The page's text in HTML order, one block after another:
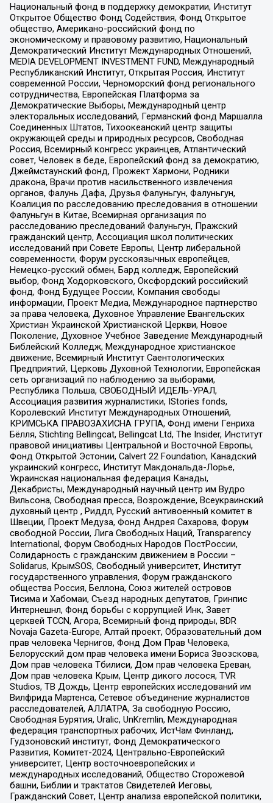
Национальный фонд в поддержку демократии, Институт
Открытое Общество Фонд Содействия, Фонд Открытое
общество, Американо-российский фонд по
экономическому и правовому развитию, Национальный
Демократический Институт Международных Отношений,
MEDIA DEVELOPMENT INVESTMENT FUND, Международный
Республиканский Институт, Открытая Россия, Институт
современной России, Черноморский фонд регионального
сотрудничества, Европейская Платформа за
Демократические Выборы, Международный центр
электоральных исследований, Германский фонд Маршалла
Соединенных Штатов, Тихоокеанский центр защиты
окружающей среды и природных ресурсов, Свободная
Россия, Всемирный конгресс украинцев, Атлантический
совет, Человек в беде, Европейский фонд за демократию,
Джеймстаунский фонд, Прожект Хармони, Родники
дракона, Врачи против насильственного извлечения
органов, Фалунь Дафа, Друзья Фалуньгун, Фалуньгун,
Коалиция по расследованию преследования в отношении
Фалуньгун в Китае, Всемирная организация по
расследованию преследований Фалуньгун, Пражский
гражданский центр, Ассоциация школ политических
исследований при Совете Европы, Центр либеральной
современности, Форум русскоязычных европейцев,
Немецко-русский обмен, Бард колледж, Европейский
выбор, Фонд Ходорковского, Оксфордский российский
фонд, Фонд Будущее России, Компания свободы
информации, Проект Медиа, Международное партнерство
за права человека, Духовное Управление Евангельских
Христиан Украинской Христианской Церкви, Новое
Поколение, Духовное Учебное Заведение Международный
Библейский Колледж, Международное христианское
движение, Всемирный Институт Саентологических
Предприятий, Церковь Духовной Технологии, Европейская
сеть организаций по наблюдению за выборами,
Республика Польша, СВОБОДНЫЙ ИДЕЛЬ-УРАЛ,
Ассоциация развития журналистики, IStories fonds,
Королевский Институт Международных Отношений,
КРИМСЬКА ПРАВОЗАХИСНА ГРУПА, Фонд имени Генриха
Бёлля, Stichting Bellingcat, Bellingcat Ltd, The Insider, Институт
правовой инициативы Центральной и Восточной Европы,
Фонд Открытой Эстонии, Calvert 22 Foundation, Канадский
украинский конгресс, Институт Макдональда-Лорье,
Украинская национальная федерация Канады,
Декабристы, Международный научный центр им Вудро
Вильсона, Свободная пресса, Возрождение, Всеукраинский
духовный центр , Риддл, Русский антивоенный комитет в
Швеции, Проект Медуза, Фонд Андрея Сахарова, Форум
свободной России, Лига Свободных Наций, Transparеncy
International, Форум Свободных Народов ПостРоссии,
Солидарность с гражданским движением в России –
Solidarus, КрымSOS, Свободный университет, Институт
государственного управления, Форум гражданского
общества Россия, Беллона, Союз жителей островов
Тисима и Хабомаи, Съезд народных депутатов, Гринпис
Интернешнл, Фонд борьбы с коррупцией Инк, Завет
церквей TCCN, Агора, Всемирный фонд природы, BDR
Novaja Gazeta-Europe, Алтай проект, Образовательный дом
прав человека Чернигов, Фонд Дом Прав Человека,
Белорусский дом прав человека имени Бориса Звозскова,
Дом прав человека Тбилиси, Дом прав человека Ереван,
Дом прав человека Крым, Центр дикого лосося, TVR
Studios, ТВ Дождь, Центр европейских исследований им
Вилфрида Мартенса, Сетевое объединение журналистов
расследователей, АЛЛАТРА, За свободную Россию,
Свободная Бурятия, Uralic, UnKremlin, Международная
федерация транспортных рабочих, ИстЧам Финланд,
Гудзоновский институт, Фонд Демократического
Развития, Комитет-2024, Центрально-Европейский
университет, Центр восточноевропейских и
международных исследований, Общество Сторожевой
башни, Библии и трактатов Свидетелей Иеговы,
Гражданский Совет, Центр анализа европейской политики,